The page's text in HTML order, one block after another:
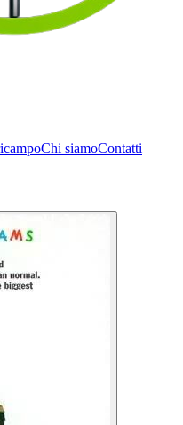
Chi siamoContatti